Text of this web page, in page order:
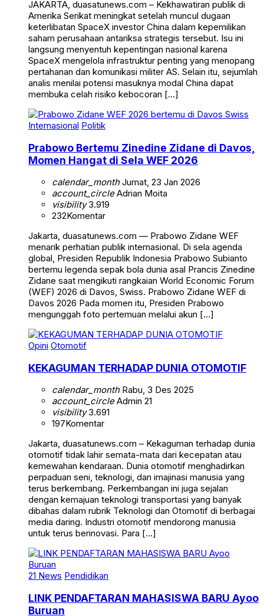
JAKARTA, duasatunews.com – Kekhawatiran publik di
Amerika Serikat meningkat setelah muncul dugaan
keterlibatan SpaceX investor China dalam kepemilikan
saham perusahaan antariksa strategis tersebut. Isu ini
langsung menyentuh kepentingan nasional karena
SpaceX mengelola infrastruktur penting yang menopang
pertahanan dan komunikasi militer AS. Selain itu, sejumlah
analis menilai potensi masuknya modal China dapat
membuka celah risiko kebocoran […]
Internasional Politik
Prabowo Bertemu Zinedine Zidane di Davos,
Momen Hangat di Sela WEF 2026
calendar_monthJumat, 23 Jan 2026
account_circleAdrian Moita
visibility3.919
232Komentar
Jakarta, duasatunews.com — Prabowo Zidane WEF
menarik perhatian publik internasional. Di sela agenda
global, Presiden Republik Indonesia Prabowo Subianto
bertemu legenda sepak bola dunia asal Prancis Zinedine
Zidane saat mengikuti rangkaian World Economic Forum
(WEF) 2026 di Davos, Swiss. Prabowo Zidane WEF di
Davos 2026 Pada momen itu, Presiden Prabowo
mengunggah foto pertemuan melalui akun […]
Opini Otomotif
KEKAGUMAN TERHADAP DUNIA OTOMOTIF
calendar_monthRabu, 3 Des 2025
account_circleAdmin 21
visibility3.691
197Komentar
Jakarta, duasatunews.com – Kekaguman terhadap dunia
otomotif tidak lahir semata-mata dari kecepatan atau
kemewahan kendaraan. Dunia otomotif menghadirkan
perpaduan seni, teknologi, dan imajinasi manusia yang
terus berkembang. Perkembangan ini juga sejalan
dengan kemajuan teknologi transportasi yang banyak
dibahas dalam rubrik Teknologi dan Otomotif di berbagai
media daring. Industri otomotif mendorong manusia
untuk terus berinovasi. Para […]
21 News Pendidikan
LINK PENDAFTARAN MAHASISWA BARU Ayoo
Buruan